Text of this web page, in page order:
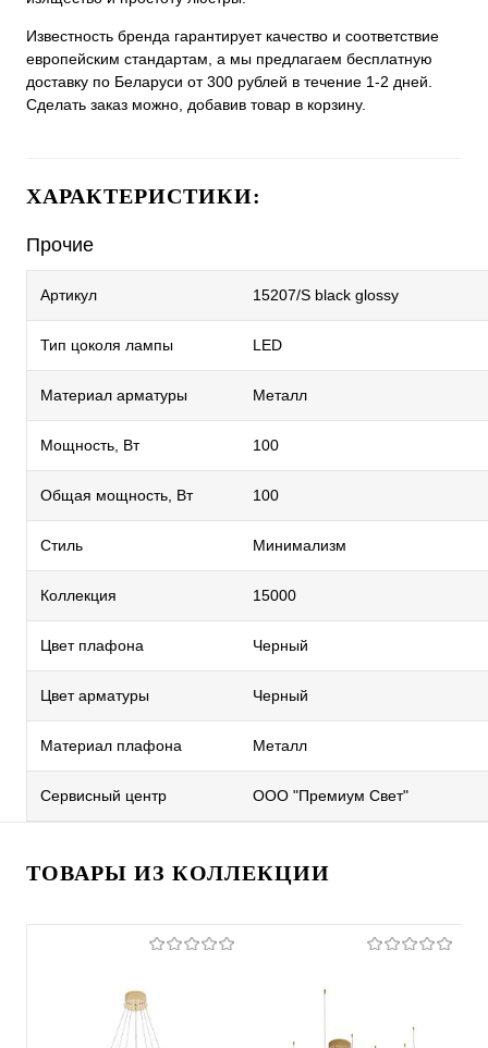
Известность бренда гарантирует качество и соответствие
европейским стандартам, а мы предлагаем бесплатную
доставку по Беларуси от 300 рублей в течение 1-2 дней.
Сделать заказ можно, добавив товар в корзину.
ХАРАКТЕРИСТИКИ:
Прочие
Артикул 15207/S black glossy
Тип цоколя лампы LED
Материал арматуры Металл
Мощность, Вт 100
Общая мощность, Вт 100
Стиль Минимализм
Коллекция 15000
Цвет плафона Черный
Цвет арматуры Черный
Материал плафона Металл
Сервисный центр ООО "Премиум Свет"
ТОВАРЫ ИЗ КОЛЛЕКЦИИ